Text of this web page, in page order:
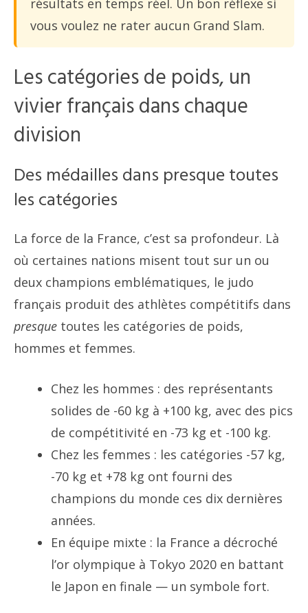
résultats en temps réel. Un bon réflexe si
vous voulez ne rater aucun Grand Slam.
Les catégories de poids, un
vivier français dans chaque
division
Des médailles dans presque toutes
les catégories
La force de la France, c’est sa profondeur. Là
où certaines nations misent tout sur un ou
deux champions emblématiques, le judo
français produit des athlètes compétitifs dans
presque toutes les catégories de poids,
hommes et femmes.
Chez les hommes : des représentants
solides de -60 kg à +100 kg, avec des pics
de compétitivité en -73 kg et -100 kg.
Chez les femmes : les catégories -57 kg,
-70 kg et +78 kg ont fourni des
champions du monde ces dix dernières
années.
En équipe mixte : la France a décroché
l’or olympique à Tokyo 2020 en battant
le Japon en finale — un symbole fort.